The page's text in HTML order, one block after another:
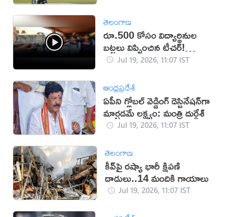
తెలంగాణ
రూ.500 కోసం విద్యార్థినుల
బట్టలు విప్పించిన టీచర్!
(వీడియో)
Jul 19, 2026, 11:07 IST
ఆంధ్రప్రదేశ్
ఏపీని గ్లోబల్ వెడ్డింగ్ డెస్టినేషన్‌గా
మార్చడమే లక్ష్యం: మంత్రి దుర్గేశ్‌
Jul 19, 2026, 11:07 IST
తెలంగాణ
కీవ్‌పై రష్యా భారీ క్షిపణి
దాడులు..14 మందికి గాయాలు
Jul 19, 2026, 11:07 IST